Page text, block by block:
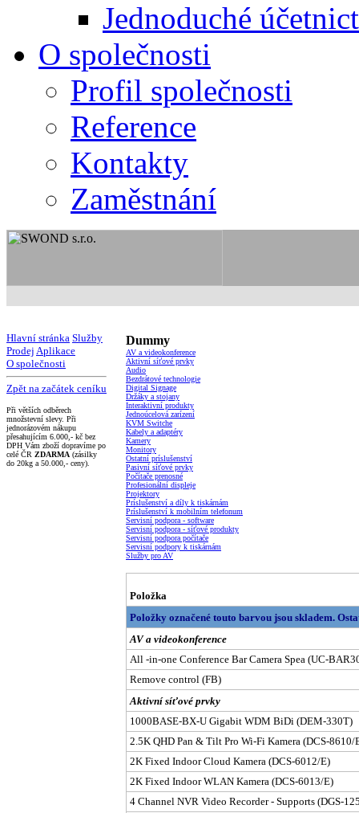
Jednoduché
O společnosti
Profil společnosti
Reference
Kontakty
Zaměstnání
Hlavní stránka Služby
Prodej Aplikace
O společnosti
Zpět na začátek ceníku
Při větších odběrech
množstevní slevy. Při
jednorázovém nákupu
přesahujícím 6.000,- kč bez
DPH Vám zboží dopravíme po
celé ČR ZDARMA (zásilky
do 20kg a 50.000,- ceny).
Dummy
AV a videokonference
Aktivní síťové prvky
Audio
Bezdrátové technologie
Digital Signage
Držáky a stojany
Interaktivní produkty
Jednoúcelová zarízení
KVM Switche
Kabely a adaptéry
Kamery
Monitory
Ostatní príslušenství
Pasivní síťové prvky
Počítače prenosné
Profesionální displeje
Projektory
Príslušenství a díly k tiskárnám
Príslušenství k mobilním telefonum
Servisní podpora - software
Servisní podpora - síťové produkty
Servisní podpora počítače
Servisní podpory k tiskárnám
Služby pro AV
Položka
Položky označené touto barvou jsou skladem.
AV a videokonference
All -in-one Conference Bar Camera Spea (UC-
Remove control (FB)
Aktivní síťové prvky
1000BASE-BX-U Gigabit WDM BiDi (DEM-330T)
2.5K QHD Pan & Tilt Pro Wi-Fi Kamera (DCS-8610/
2K Fixed Indoor Cloud Kamera (DCS-6012/E)
2K Fixed Indoor WLAN Kamera (DCS-6013/E)
4 Channel NVR Video Recorder - Supports (DGS-